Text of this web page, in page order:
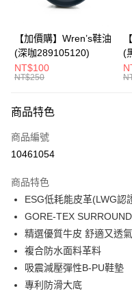
Google Pay
全盈+PAY
ATM付款
宅配
每筆NT$80，滿NT$990(含
付款後門市自取
每筆NT$80，滿NT$699(含
跨境配送 港澳、新馬
【加價購】Wren’s鞋油
(深咖289105120)
NT$100
NT$250
(
商品特色
商品編號
10461054
商品特色
ESG低耗能皮革(LWG認
GORE-TEX
精選優質牛皮 舒適又透氣
複合防水面料革料
吸震減壓彈性B-PU鞋墊
專利防滑大底